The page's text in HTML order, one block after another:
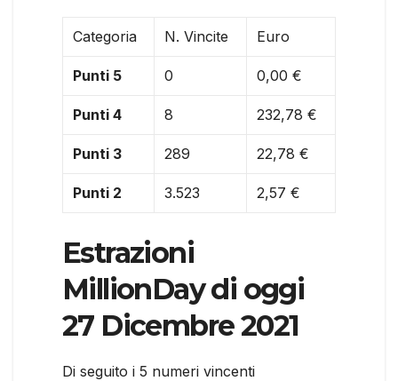
Categoria N. Vincite Euro
Punti 5 0 0,00 €
Punti 4 8 232,78 €
Punti 3 289 22,78 €
Punti 2 3.523 2,57 €
Estrazioni
MillionDay di oggi
27 Dicembre 2021
Di seguito i 5 numeri vincenti